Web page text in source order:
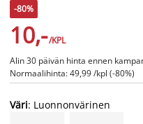
-80%
10,-/KPL
Alin 30 päivän hinta ennen
Normaalihinta: 49,99 /kpl (-80%)
Väri: Luonnonvärinen